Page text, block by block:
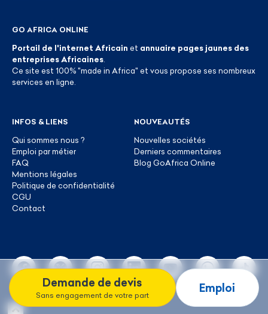
Demande de devis
Sans engagement de votre part
Emploi
GO AFRICA ONLINE
Portail de l'internet Africain et annuaire pages jaunes des
entreprises Africaines
Ce site est 100% "made in Africa" et vous propose ses nombreux
services en ligne.
INFOS & LIENS
Qui sommes nous ?
Emploi par métier
FAQ
Mentions légales
Politique de confidentialité
CGU
Contact
NOUVEAUTÉS
Nouvelles sociétés
Derniers commentaires
Blog GoAfrica Online